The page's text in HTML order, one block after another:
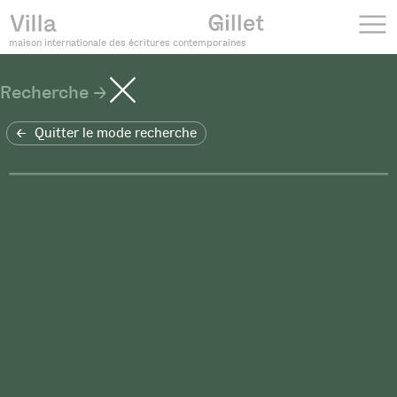
maison internationale des écritures contemporaines
Recherche
Quitter le mode recherche